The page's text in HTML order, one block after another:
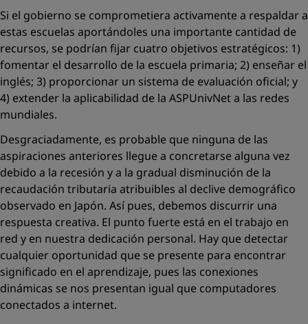
Si el gobierno se comprometiera activamente a respaldar a
estas escuelas aportándoles una importante cantidad de
recursos, se podrían ﬁjar cuatro objetivos estratégicos: 1)
fomentar el desarrollo de la escuela primaria; 2) enseñar el
inglés; 3) proporcionar un sistema de evaluación oﬁcial; y
4) extender la aplicabilidad de la ASPUnivNet a las redes
mundiales.
Desgraciadamente, es probable que ninguna de las
aspiraciones anteriores llegue a concretarse alguna vez
debido a la recesión y a la gradual disminución de la
recaudación tributaria atribuibles al declive demográﬁco
observado en Japón. Así pues, debemos discurrir una
respuesta creativa. El punto fuerte está en el trabajo en
red y en nuestra dedicación personal. Hay que detectar
cualquier oportunidad que se presente para encontrar
signiﬁcado en el aprendizaje, pues las conexiones
dinámicas se nos presentan igual que computadores
conectados a internet.